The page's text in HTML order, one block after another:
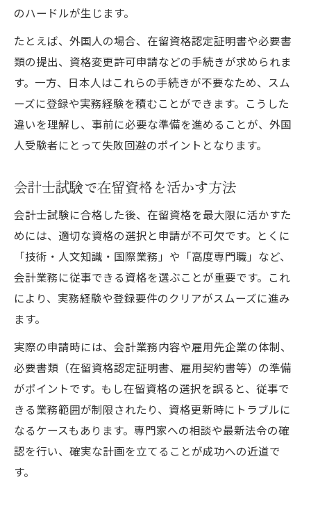
のハードルが生じます。
たとえば、外国人の場合、在留資格認定証明書や必要書
類の提出、資格変更許可申請などの手続きが求められま
す。一方、日本人はこれらの手続きが不要なため、スム
ーズに登録や実務経験を積むことができます。こうした
違いを理解し、事前に必要な準備を進めることが、外国
人受験者にとって失敗回避のポイントとなります。
会計士試験で在留資格を活かす方法
会計士試験に合格した後、在留資格を最大限に活かすた
めには、適切な資格の選択と申請が不可欠です。とくに
「技術・人文知識・国際業務」や「高度専門職」など、
会計業務に従事できる資格を選ぶことが重要です。これ
により、実務経験や登録要件のクリアがスムーズに進み
ます。
実際の申請時には、会計業務内容や雇用先企業の体制、
必要書類（在留資格認定証明書、雇用契約書等）の準備
がポイントです。もし在留資格の選択を誤ると、従事で
きる業務範囲が制限されたり、資格更新時にトラブルに
なるケースもあります。専門家への相談や最新法令の確
認を行い、確実な計画を立てることが成功への近道で
す。